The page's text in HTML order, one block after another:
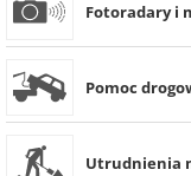
Fotoradary i
Pomoc
Utrudnienia